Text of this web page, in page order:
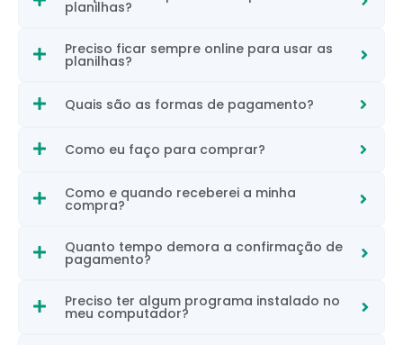
planilhas?
Preciso ficar sempre online para usar as
planilhas?
Quais são as formas de pagamento?
Como eu faço para comprar?
Como e quando receberei a minha
compra?
Quanto tempo demora a confirmação de
pagamento?
Preciso ter algum programa instalado no
meu computador?